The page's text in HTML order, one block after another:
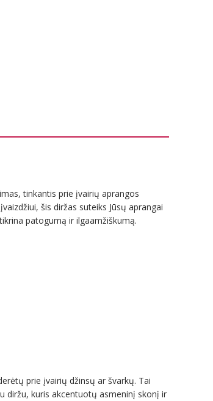
tinkantis prie įvairių aprangos
šis diržas suteiks Jūsų aprangai
patogumą ir ilgaamžiškumą.
prie įvairių džinsų ar švarkų. Tai
diržu, kuris akcentuotų asmeninį skonį ir